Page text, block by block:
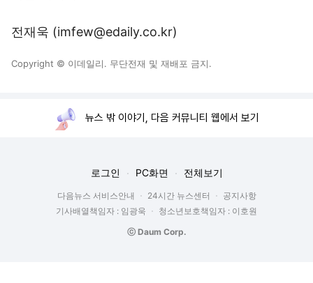
전재욱 (imfew@edaily.co.kr)
Copyright © 이데일리. 무단전재 및 재배포 금지.
뉴스 밖 이야기, 다음 커뮤니티 웹에서 보기
로그인 PC화면 전체보기
다음뉴스 서비스안내 24시간 뉴스센터
공지사항
기사배열책임자 : 임광욱
청소년보호책임자 : 이호원
ⓒ Daum Corp.